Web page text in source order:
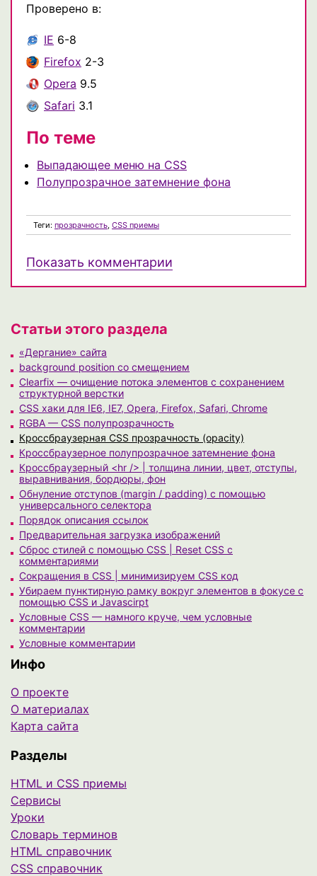
Проверено в:
IE 6-8
Firefox 2-3
Opera 9.5
Safari 3.1
По теме
Выпадающее меню на CSS
Полупрозрачное затемнение фона
Теги: прозрачность, CSS приемы
Показать комментарии
Статьи этого раздела
«Дергание» сайта
background position со смещением
Clearfix — очищение потока элементов с сохранением
структурной верстки
CSS хаки для IE6, IE7, Opera, Firefox, Safari, Chrome
RGBA — CSS полупрозрачность
Кроссбраузерная CSS прозрачность (opacity)
Кроссбраузерное полупрозрачное затемнение фона
Кроссбраузерный <hr /> | толщина линии, цвет, отступы,
выравнивания, бордюры, фон
Обнуление отступов (margin / padding) с помощью
универсального селектора
Порядок описания ссылок
Предварительная загрузка изображений
Сброс стилей с помощью CSS | Reset CSS с
комментариями
Сокращения в CSS | минимизируем CSS код
Убираем пунктирную рамку вокруг элементов в фокусе с
помощью CSS и Javascirpt
Условные CSS — намного круче, чем условные
комментарии
Условные комментарии
Инфо
О проекте
О материалах
Карта сайта
Разделы
HTML и CSS приемы
Сервисы
Уроки
Cловарь терминов
HTML справочник
CSS справочник